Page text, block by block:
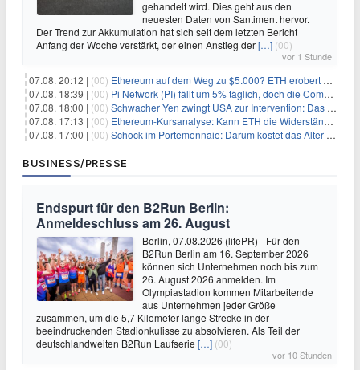
gehandelt wird. Dies geht aus den
neuesten Daten von Santiment hervor.
Der Trend zur Akkumulation hat sich seit dem letzten Bericht
Anfang der Woche verstärkt, der einen Anstieg der[…] (00)
vor 1 Stunde
07.08. 20:12 | (00) Ethereum auf dem Weg zu $5.000? ETH erobert wichtige Marke zurück, während Institutionen weiter akkumulieren
07.08. 18:39 | (00) Pi Network (PI) fällt um 5% täglich, doch die Community bleibt optimistisch
07.08. 18:00 | (00) Schwacher Yen zwingt USA zur Intervention: Das größte Risiko seit 15 Jahren
07.08. 17:13 | (00) Ethereum-Kursanalyse: Kann ETH die Widerstände der gleitenden Durchschnitte überwinden?
07.08. 17:00 | (00) Schock im Portemonnaie: Darum kostet das Alter deutlich mehr als Sie denken
BUSINESS/PRESSE
Endspurt für den B2Run Berlin:
Anmeldeschluss am 26. August
Berlin, 07.08.2026 (lifePR) - Für den
B2Run Berlin am 16. September 2026
können sich Unternehmen noch bis zum
26. August 2026 anmelden. Im
Olympiastadion kommen Mitarbeitende
aus Unternehmen jeder Größe
zusammen, um die 5,7 Kilometer lange Strecke in der
beeindruckenden Stadionkulisse zu absolvieren. Als Teil der
deutschlandweiten B2Run Laufserie […] (00)
vor 10 Stunden